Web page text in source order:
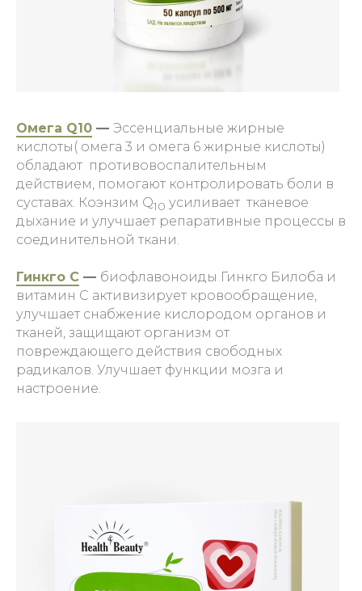
Омега Q10 — Эссенциальные жирные
кислоты( омега 3 и омега 6 жирные кислоты)
обладают противовоспалительным
действием, помогают контролировать боли в
суставах. Коэнзим Q10 усиливает тканевое
дыхание и улучшает репаративные процессы в
соединительной ткани.
Гинкго С — биофлавоноиды Гинкго Билоба и
витамин С активизирует кровообращение,
улучшает снабжение кислородом органов и
тканей, защищают организм от
повреждающего действия свободных
радикалов. Улучшает функции мозга и
настроение.